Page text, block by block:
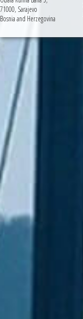
71000, Sarajevo
Bosnia and Herzegovina